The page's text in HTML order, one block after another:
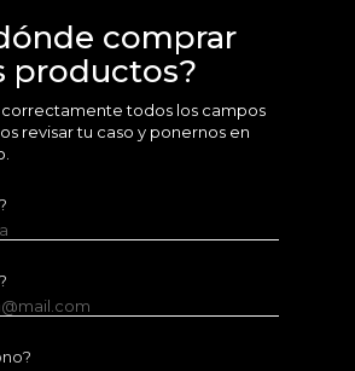
comprar
productos?
correctamente todos los campos
revisar tu caso y ponernos en